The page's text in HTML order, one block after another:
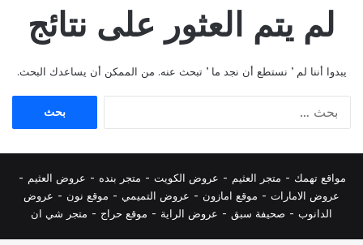
لم يتم العثور على نتائج
يبدوا أننا لم ’ نستطع أن نجد ما ’ تبحث عنه. من الممكن أن يساعدك البحث.
مواقع تهمك - متجر العثيم - عروض الكويت - متجر بنده - عروض العثيم -
عروض الامارات - موقع امازون - عروض التميمي - موقع نون - عروض
الدانوب - صحيفة سبق - عروض الراية - موقع حراج - متجر شي ان